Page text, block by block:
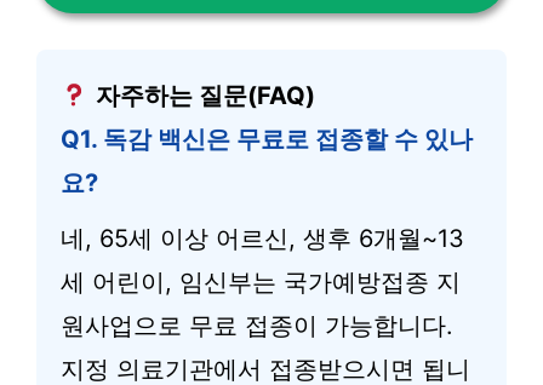
자주하는 질문(FAQ)
Q1. 독감 백신은 무료로 접종할 수 있나
요?
네, 65세 이상 어르신, 생후 6개월~13
세 어린이, 임신부는 국가예방접종 지
원사업으로 무료 접종이 가능합니다.
지정 의료기관에서 접종받으시면 됩니